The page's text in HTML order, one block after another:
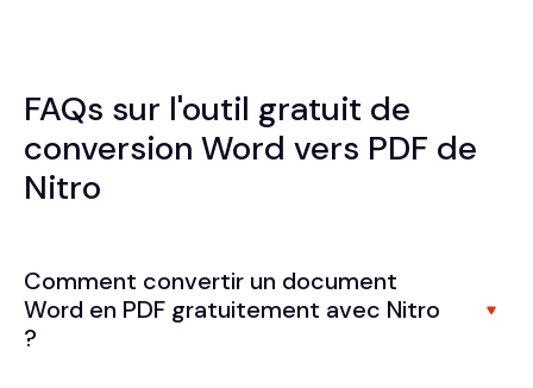
FAQs sur l'outil gratuit de
conversion Word vers PDF de
Nitro
Comment convertir un document
Word en PDF gratuitement avec Nitro
?